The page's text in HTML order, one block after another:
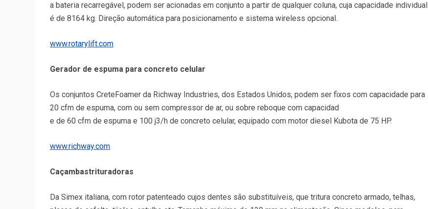
a bateria recarregável, podem ser acionadas em conjunto a partir de qualquer coluna, cuja capacidade individual
é de 8164 kg. Direção automática para posicionamento e sistema wireless opcional.
www.rotarylift.com
Gerador de espuma para concreto celular
Os conjuntos CreteFoamer da Richway Industries, dos Estados Unidos, podem ser fixos com capacidade para
20 cfm de espuma, com ou sem compressor de ar, ou sobre reboque com capacidad
e de 60 cfm de espuma e 100 j3/h de concreto celular, equipado com motor diesel Kubota de 75 HP.
www.richway.com
Caçambastrituradoras
Da Simex italiana, com rotor patenteado cujos dentes são substituíveis, que tritura concreto armado, telhas,